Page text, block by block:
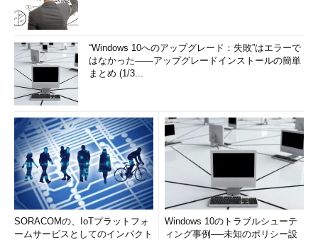
“Windows 10へのアップグレード：失敗”はエラーで
はなかった――アップグレードインストールの簡単
まとめ (1/3...
SORACOMの、IoTプラットフォ
ームサービスとしてのインパクト
Windows 10のトラブルシューテ
ィング事例──未知のポリシー設